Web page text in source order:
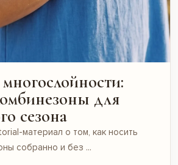
для
сезона
материал о том, как носить
собранно и без ...